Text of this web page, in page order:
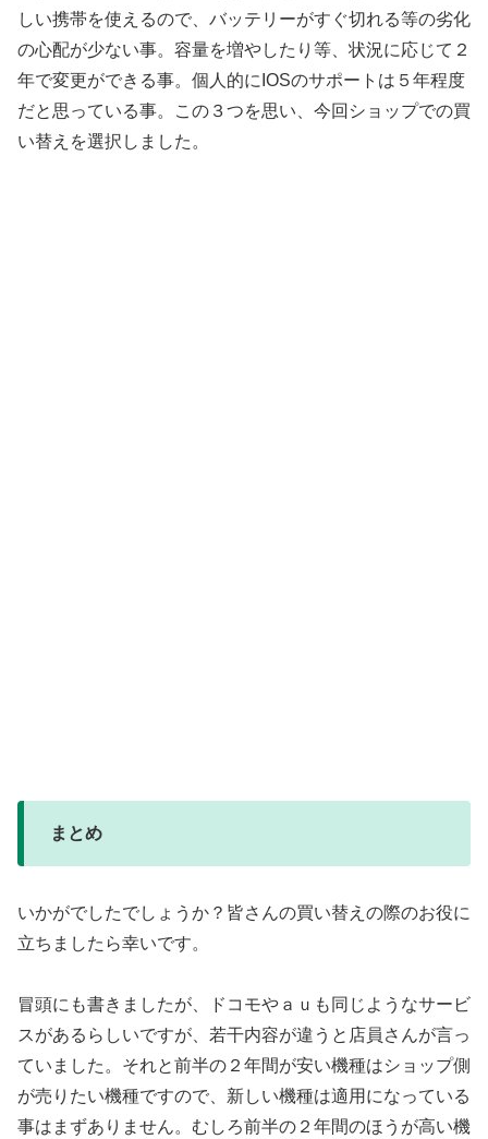
しい携帯を使えるので、バッテリーがすぐ切れる等の劣化
の心配が少ない事。容量を増やしたり等、状況に応じて２
年で変更ができる事。個人的にIOSのサポートは５年程度
だと思っている事。この３つを思い、今回ショップでの買
い替えを選択しました。
まとめ
いかがでしたでしょうか？皆さんの買い替えの際のお役に
立ちましたら幸いです。
冒頭にも書きましたが、ドコモやａｕも同じようなサービ
スがあるらしいですが、若干内容が違うと店員さんが言っ
ていました。それと前半の２年間が安い機種はショップ側
が売りたい機種ですので、新しい機種は適用になっている
事はまずありません。むしろ前半の２年間のほうが高い機